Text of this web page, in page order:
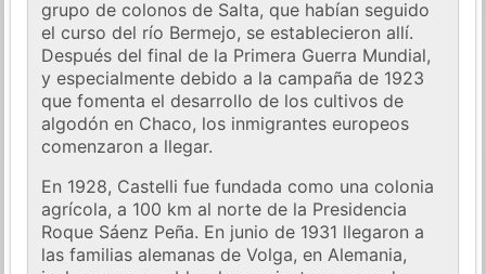
grupo de colonos de Salta, que habían seguido
el curso del río Bermejo, se establecieron allí.
Después del final de la Primera Guerra Mundial,
y especialmente debido a la campaña de 1923
que fomenta el desarrollo de los cultivos de
algodón en Chaco, los inmigrantes europeos
comenzaron a llegar.
En 1928, Castelli fue fundada como una colonia
agrícola, a 100 km al norte de la Presidencia
Roque Sáenz Peña. En junio de 1931 llegaron a
las familias alemanas de Volga, en Alemania,